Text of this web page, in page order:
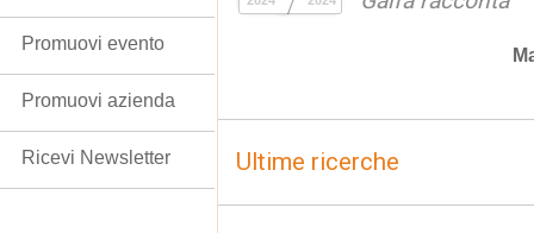
Ultime ricerche
Promuovi evento
Promuovi azienda
Ricevi Newsletter